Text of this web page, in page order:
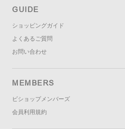
GUIDE
ショッピングガイド
よくあるご質問
お問い合わせ
MEMBERS
ビショップメンバーズ
会員利用規約